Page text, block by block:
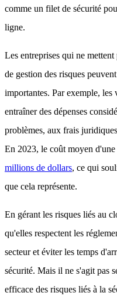
comme un filet de sécurité
ligne.
Les entreprises qui ne
de gestion des risques
importantes. Par exemple,
entraîner des dépenses
problèmes, aux frais
En 2023, le coût moyen
millions de dollars, ce qui
que cela représente.
En gérant les risques liés au
qu'elles respectent les
secteur et éviter les temps
sécurité. Mais il ne s'agit pas
efficace des risques liés à la